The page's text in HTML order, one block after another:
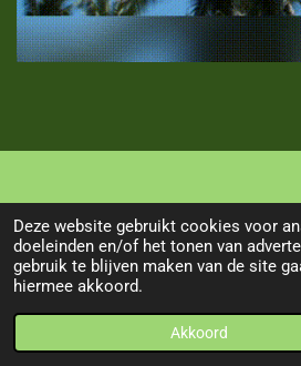
Deze website gebruikt cookies voor
doeleinden en/of het tonen van
gebruik te blijven maken van de site
hiermee akkoord.
Akkoord
TOP